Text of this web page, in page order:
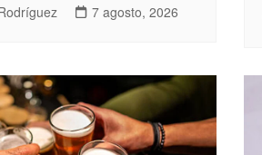
7 agosto, 2026